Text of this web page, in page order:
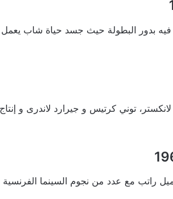
فيه بدور البطولة حيث جسد حياة شاب
توني كرتيس و جيرارد لاندرى و
راتب مع عدد من نجوم السينما الفرنسية